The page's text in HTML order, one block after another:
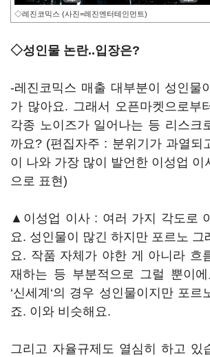
◇레진코믹스 (사진=레진엔터테인먼트)
◇성인물 논란..입장은?
-레진코믹스 매출 대부분이 성인물
가 많아요. 그래서 오픈마켓으로부
각종 노이즈가 일어나는 등 리스크
까요? (편집자주 : 분위기가 과열되
이 나와 가장 많이 발언한 이성업 이
으로 표현)
▲이성업 이사 : 여러 가지 각도로
요. 성인물이 많긴 하지만 포르노 그
요. 작품 자체가 야한 게 아니라 흐
재하는 등 부분적으로 그럴 뿐이
‘신세계‘의 경우 성인물이지만 포르
죠. 이와 비슷해요.
그리고 자율규제도 열심히 하고 있